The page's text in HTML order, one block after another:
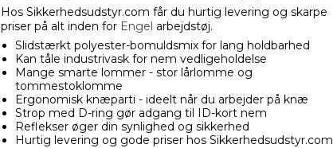
Hos Sikkerhedsudstyr.com får du hurtig levering og skarpe
priser på alt inden for Engel arbejdstøj.
Slidstærkt polyester-bomuldsmix for lang holdbarhed
Kan tåle industrivask for nem vedligeholdelse
Mange smarte lommer - stor lårlomme og
tommestoklomme
Ergonomisk knæparti - ideelt når du arbejder på knæ
Strop med D-ring gør adgang til ID-kort nem
Reflekser øger din synlighed og sikkerhed
Hurtig levering og gode priser hos Sikkerhedsudstyr.com